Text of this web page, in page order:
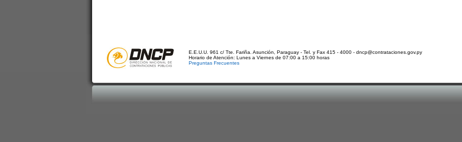
E.E.U.U. 961 c/ Tte. Fariña. Asunción, Paraguay - Tel. y Fax 415 - 4000 - dncp@contrataciones.gov.py
Horario de Atención: Lunes a Viernes de 07:00 a 15:00 horas
Preguntas Frecuentes